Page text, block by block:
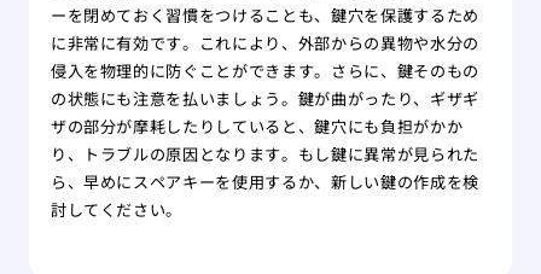
ーを閉めておく習慣をつけることも、鍵穴を保護するため
に非常に有効です。これにより、外部からの異物や水分の
侵入を物理的に防ぐことができます。さらに、鍵そのもの
の状態にも注意を払いましょう。鍵が曲がったり、ギザギ
ザの部分が摩耗したりしていると、鍵穴にも負担がかか
り、トラブルの原因となります。もし鍵に異常が見られた
ら、早めにスペアキーを使用するか、新しい鍵の作成を検
討してください。